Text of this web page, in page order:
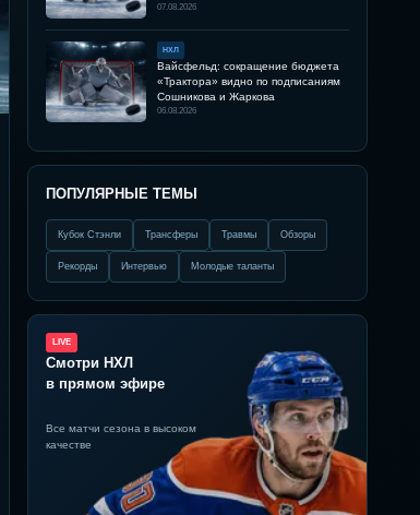
07.08.2026
НХЛ
Вайсфельд: сокращение бюджета
«Трактора» видно по подписаниям
Сошникова и Жаркова
06.08.2026
ПОПУЛЯРНЫЕ ТЕМЫ
Кубок Стэнли Трансферы Травмы Обзоры
Рекорды Интервью Молодые таланты
LIVE
Смотри НХЛ
в прямом эфире
Все матчи сезона в высоком
качестве